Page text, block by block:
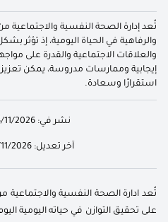
تُعد إدارة الصحة النفسية والاجتماعية
والرفاهية في الحياة اليومية، إذ تؤثر
والعلاقات الاجتماعية والقدرة على
إيجابية وممارسات مدروسة، يمكن تعزيز
استقرارًا وسعادة.
نشر في:2026, 7:18:01 PM
آخر تعديل:7:18:01 PM
تُعد ادارة الصحة النفسية والاجتماعية
على تحقيق التوازن في حياته اليومية